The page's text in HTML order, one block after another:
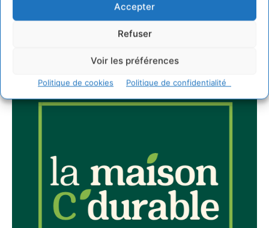
Accepter
Refuser
Voir les préférences
Politique de cookies Politique de confidentialité
JE M'ABONNE